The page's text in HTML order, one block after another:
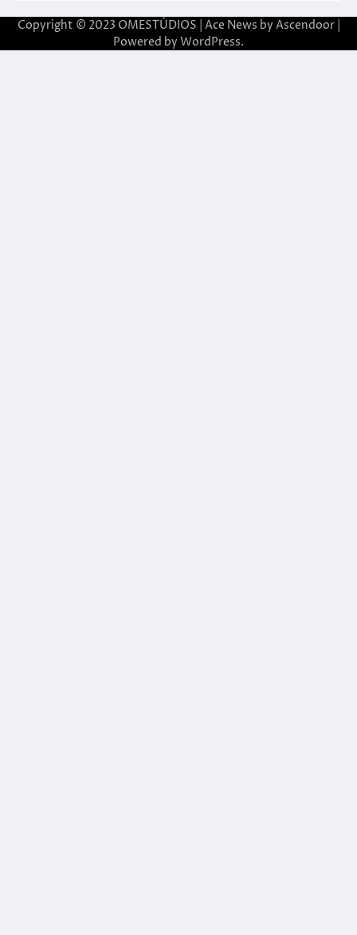
Copyright © 2023 OMESTÚDIOS | Ace News by Ascendoor|
Powered by WordPress.